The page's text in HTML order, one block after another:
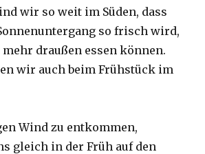
wir so weit im Süden, dass
so frisch wird,
draußen essen können.
wir auch beim Frühstück im
Wind zu entkommen,
gleich in der Früh auf den